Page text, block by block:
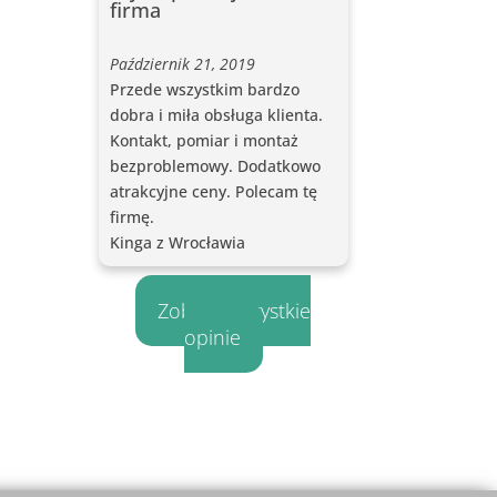
firma
Październik 21, 2019
Przede wszystkim bardzo
dobra i miła obsługa klienta.
Kontakt, pomiar i montaż
bezproblemowy. Dodatkowo
atrakcyjne ceny. Polecam tę
firmę.
Kinga z Wrocławia
Zobacz wszystkie
opinie